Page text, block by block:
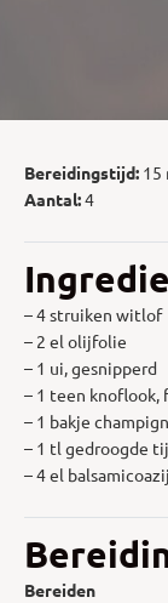
Bereidingstijd: 15
Aantal:4
– 4 struiken witlof
– 2 el olijfolie
– 1 ui, gesnipperd
– 1 teen knoflook,
– 1 bakje
– 1 tl gedroogde
– 4 el
Bereiden